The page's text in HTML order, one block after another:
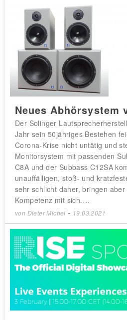
Neues Abhörsystem
Der Solinger
Jahr sein 50jähriges Bestehen
Corona-Krise nicht untätig und
Monitorsystem mit passenden
C8A und der Subbass C12SA
unauffälligen, stoß- und
sehr schlicht daher, bringen
Kompetenz mit sich.…
von Dieter Michel - 19.03.2021